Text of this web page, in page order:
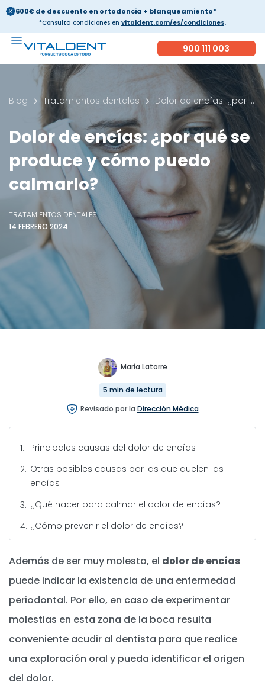
600€ de descuento en ortodoncia + blanqueamiento*
*Consulta condiciones en vitaldent.com/es/condiciones.
900 111 003
Blog Tratamientos dentales Dolor de encías: ¿por qué se produce y cómo puedo calmarlo?
Dolor de encías: ¿por qué se
produce y cómo puedo
calmarlo?
TRATAMIENTOS DENTALES
14 FEBRERO 2024
María Latorre
5 min de lectura
Revisado por la Dirección Médica
Principales causas del dolor de encías
Otras posibles causas por las que duelen las
encías
¿Qué hacer para calmar el dolor de encías?
¿Cómo prevenir el dolor de encías?
Además de ser muy molesto, el dolor de encías
puede indicar la existencia de una enfermedad
periodontal. Por ello, en caso de experimentar
molestias en esta zona de la boca resulta
conveniente acudir al dentista para que realice
una exploración oral y pueda identificar el origen
del dolor.